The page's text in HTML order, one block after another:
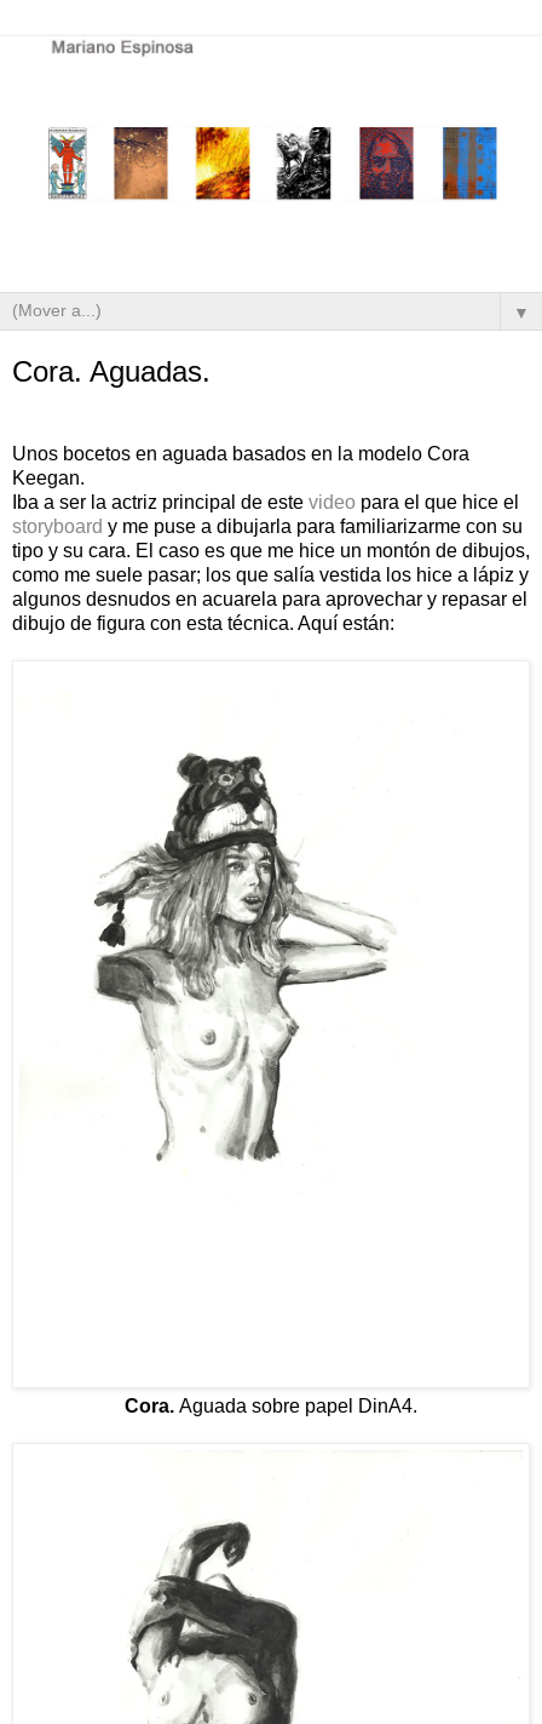
▼
Cora. Aguadas.
Unos bocetos en aguada basados en la modelo Cora
Keegan.
Iba a ser la actriz principal de este video para el que hice el
storyboard y me puse a dibujarla para familiarizarme con su
tipo y su cara. El caso es que me hice un montón de dibujos,
como me suele pasar; los que salía vestida los hice a lápiz y
algunos desnudos en acuarela para aprovechar y repasar el
dibujo de figura con esta técnica. Aquí están:
Cora. Aguada sobre papel DinA4.